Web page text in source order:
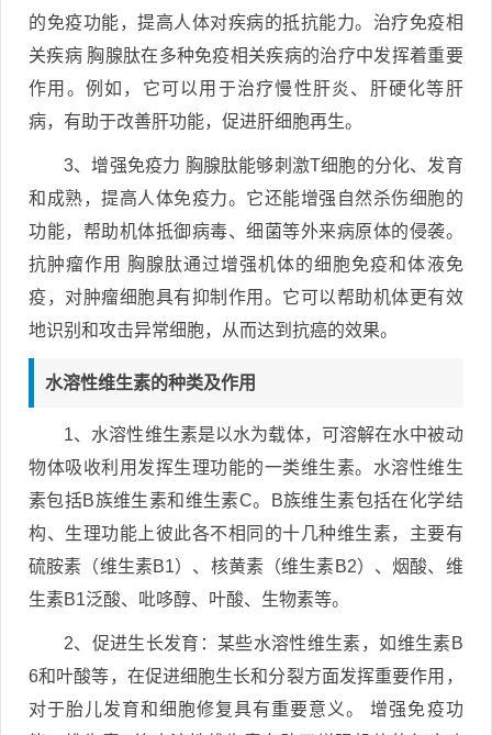
的免疫功能，提高人体对疾病的抵抗能力。治疗免疫相
关疾病 胸腺肽在多种免疫相关疾病的治疗中发挥着重要
作用。例如，它可以用于治疗慢性肝炎、肝硬化等肝
病，有助于改善肝功能，促进肝细胞再生。
3、增强免疫力 胸腺肽能够刺激T细胞的分化、发育
和成熟，提高人体免疫力。它还能增强自然杀伤细胞的
功能，帮助机体抵御病毒、细菌等外来病原体的侵袭。
抗肿瘤作用 胸腺肽通过增强机体的细胞免疫和体液免
疫，对肿瘤细胞具有抑制作用。它可以帮助机体更有效
地识别和攻击异常细胞，从而达到抗癌的效果。
水溶性维生素的种类及作用
1、水溶性维生素是以水为载体，可溶解在水中被动
物体吸收利用发挥生理功能的一类维生素。水溶性维生
素包括B族维生素和维生素C。B族维生素包括在化学结
构、生理功能上彼此各不相同的十几种维生素，主要有
硫胺素（维生素B1）、核黄素（维生素B2）、烟酸、维
生素B1泛酸、吡哆醇、叶酸、生物素等。
2、促进生长发育：某些水溶性维生素，如维生素B
6和叶酸等，在促进细胞生长和分裂方面发挥重要作用，
对于胎儿发育和细胞修复具有重要意义。 增强免疫功